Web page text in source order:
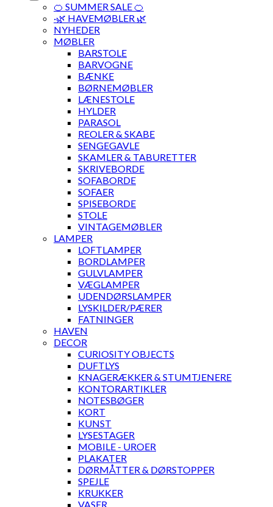
🍊 SUMMER SALE 🍊
·🌿 HAVEMØBLER 🌿
NYHEDER
MØBLER
BARSTOLE
BARVOGNE
BÆNKE
BØRNEMØBLER
LÆNESTOLE
HYLDER
PARASOL
REOLER & SKABE
SENGEGAVLE
SKAMLER & TABURETTER
SKRIVEBORDE
SOFABORDE
SOFAER
SPISEBORDE
STOLE
VINTAGEMØBLER
LAMPER
LOFTLAMPER
BORDLAMPER
GULVLAMPER
VÆGLAMPER
UDENDØRSLAMPER
LYSKILDER/PÆRER
FATNINGER
HAVEN
DECOR
CURIOSITY OBJECTS
DUFTLYS
KNAGERÆKKER & STUMTJENERE
KONTORARTIKLER
NOTESBØGER
KORT
KUNST
LYSESTAGER
MOBILE - UROER
PLAKATER
DØRMÅTTER & DØRSTOPPER
SPEJLE
KRUKKER
VASER